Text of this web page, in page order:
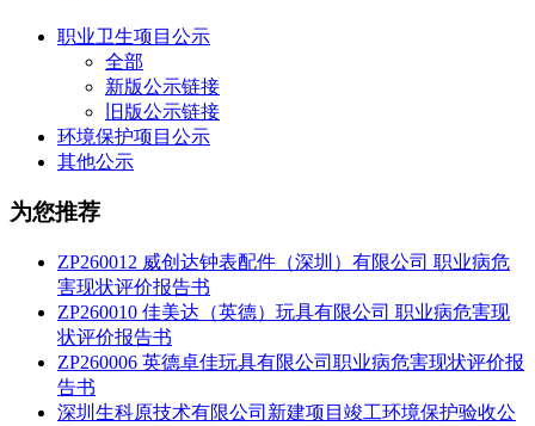
职业卫生项目公示
全部
新版公示链接
旧版公示链接
环境保护项目公示
其他公示
为您推荐
ZP260012 威创达钟表配件（深圳）有限公司 职业病危
害现状评价报告书
ZP260010 佳美达（英德）玩具有限公司 职业病危害现
状评价报告书
ZP260006 英德卓佳玩具有限公司职业病危害现状评价报
告书
深圳生科原技术有限公司新建项目竣工环境保护验收公